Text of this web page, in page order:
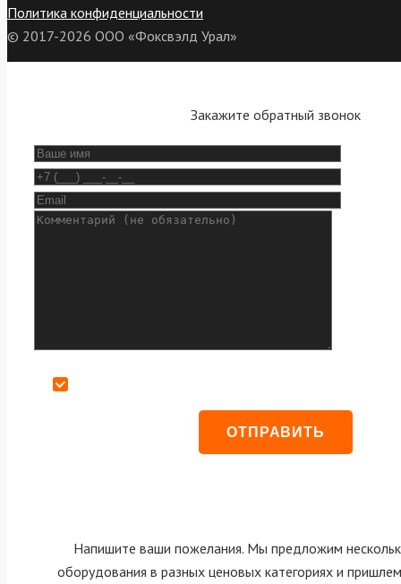
Политика конфиденциальности
© 2017-2026 ООО «Фоксвэлд Урал»
Закажите обратный звонок
Напишите ваши пожелания. Мы предложим
оборудования в разных ценовых категориях и